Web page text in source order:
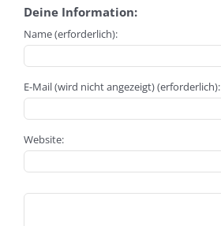
Deine Information:
Name (erforderlich):
E-Mail (wird nicht angezeigt) (erforderlich):
Website: